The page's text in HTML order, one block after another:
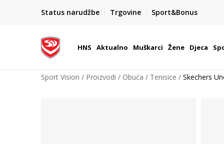
Status narudžbe Trgovine Sport&Bonus
BOX NOW
Dostava 1,50 €
| Više od 800 paketomata u
HNS Aktualno Muškarci Žene Djeca
Sport Vision Proizvodi Obuća Tenisice Skechers